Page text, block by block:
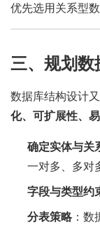
优先选用关系型
三、规划数
数据库结构设计
化、可扩展性、
确定实体与关
一对多、多对
字段与类型约
分表策略：数